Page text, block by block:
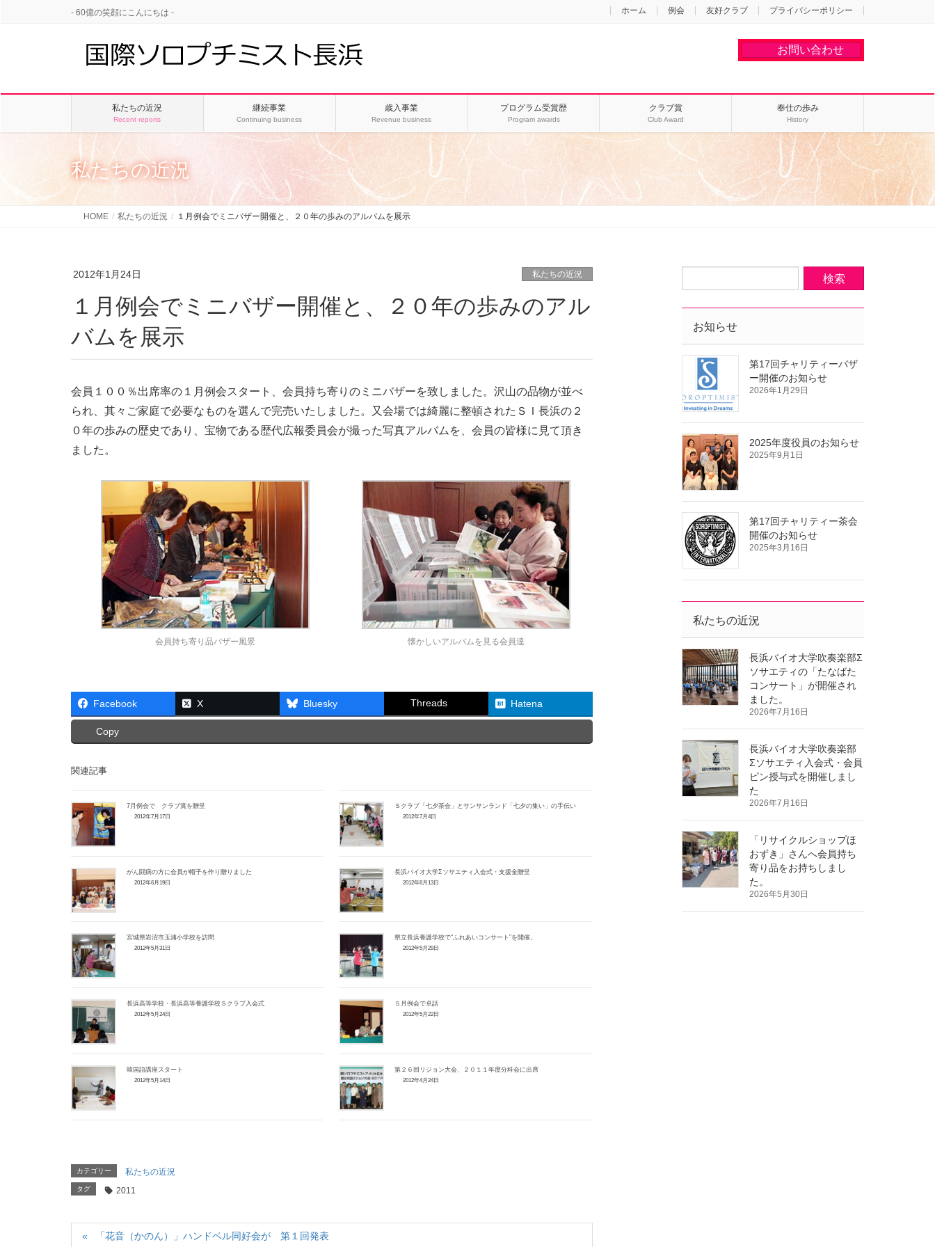
- 60億の笑顔にこんにちは - ホーム 例会 友好クラブ プライバシーポリシー
お問い合わせ
私たちの近況
Recent reports
継続事業
Continuing business
歳入事業
Revenue business
プログラム受賞歴
Program awards
クラブ賞
Club Award
奉仕の歩み
History
私たちの近況
HOME 私たちの近況 １月例会でミニバザー開催と、２０年の歩みのアルバムを展示
2012年1月24日 私たちの近況
１月例会でミニバザー開催と、２０年の歩みのアル
バムを展示
会員１００％出席率の１月例会スタート、会員持ち寄りのミニバザーを致しました。沢山の品物が並べ
られ、其々ご家庭で必要なものを選んで完売いたしました。又会場では綺麗に整頓されたＳＩ長浜の２
０年の歩みの歴史であり、宝物である歴代広報委員会が撮った写真アルバムを、会員の皆様に見て頂き
ました。
会員持ち寄り品バザー風景 懐かしいアルバムを見る会員達
Facebook X Bluesky Threads Hatena
Copy
関連記事
7月例会で クラブ賞を贈呈
2012年7月17日
Ｓクラブ「七夕茶会」とサンサンランド「七夕の集い」の手伝い
2012年7月4日
がん闘病の方に会員が帽子を作り贈りました
2012年6月19日
長浜バイオ大学Σソサエティ入会式・支援金贈呈
2012年6月13日
宮城県岩沼市玉浦小学校を訪問
2012年5月31日
県立長浜養護学校で“ふれあいコンサート”を開催。
2012年5月29日
長浜高等学校・長浜高等養護学校Ｓクラブ入会式
2012年5月24日
５月例会で卓話
2012年5月22日
韓国語講座スタート
2012年5月14日
第２６回リジョン大会、２０１１年度分科会に出席
2012年4月24日
カテゴリー 私たちの近況
タグ 2011
「花音（かのん）」ハンドベル同好会が 第１回発表
お知らせ
第17回チャリティーバザ
ー開催のお知らせ
2026年1月29日
2025年度役員のお知らせ
2025年9月1日
第17回チャリティー茶会
開催のお知らせ
2025年3月16日
私たちの近況
長浜バイオ大学吹奏楽部Σ
ソサエティの「たなばた
コンサート」が開催され
ました。
2026年7月16日
長浜バイオ大学吹奏楽部
Σソサエティ入会式・会員
ピン授与式を開催しまし
た
2026年7月16日
「リサイクルショップほ
おずき」さんへ会員持ち
寄り品をお持ちしまし
た。
2026年5月30日